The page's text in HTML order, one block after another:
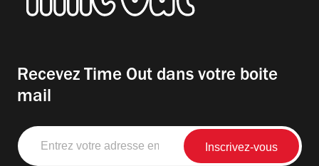
Recevez Time Out dans votre boite
mail
Entrez
votre